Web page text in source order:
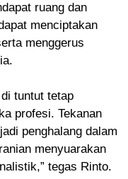
ruang dan
menciptakan
menggerus
tuntut tetap
profesi. Tekanan
penghalang dalam
menyuarakan
tegas Rinto.